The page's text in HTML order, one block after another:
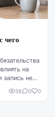
чего
на
запись не
38 0 0